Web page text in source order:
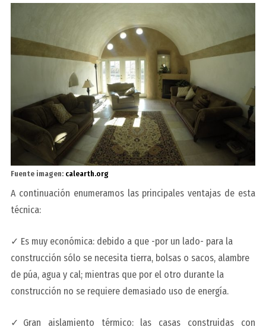
Fuente imagen: calearth.org
A continuación enumeramos las principales ventajas de esta
técnica:
✓ Es muy económica: debido a que -por un lado- para la
construcción sólo se necesita tierra, bolsas o sacos, alambre
de púa, agua y cal; mientras que por el otro durante la
construcción no se requiere demasiado uso de energía.
✓Gran aislamiento térmico: las casas construidas con